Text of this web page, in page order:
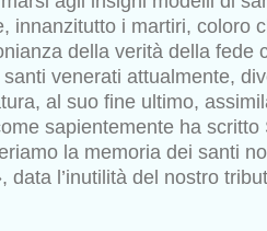
innanzitutto i martiri, coloro
della verità della fede
venerati attualmente,
al suo fine ultimo,
sapientemente ha scritto
la memoria dei santi
data l’inutilità del nostro